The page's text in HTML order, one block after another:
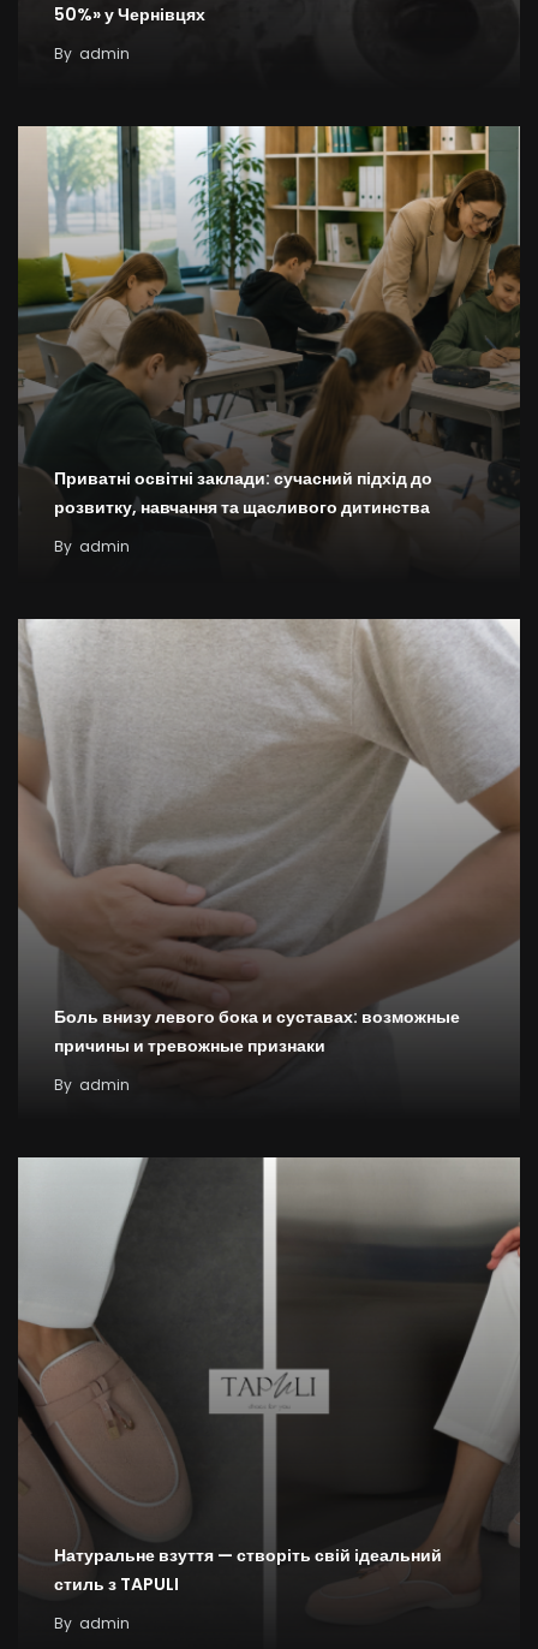
50%» у Чернівцях
By admin
Приватні освітні заклади: сучасний підхід до
розвитку, навчання та щасливого дитинства
By admin
Боль внизу левого бока и суставах: возможные
причины и тревожные признаки
By admin
Натуральне взуття — створіть свій ідеальний
стиль з TAPULI
By admin